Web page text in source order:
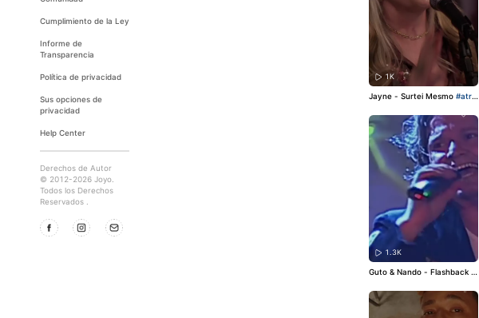
Cumplimiento de la Ley
Informe de
Transparencia
Política de privacidad
Sus opciones de
privacidad
Help Center
Derechos de Autor
© 2012-2026 Joyo.
Todos los Derechos
Reservados .
1K
Jayne - Surtei Mesmo#atra
esmo #sertanejo #sertanejo
raiz
1.3K
Guto & Nando - Flashback #
o #flashback #sertanejo #ap
aixonado